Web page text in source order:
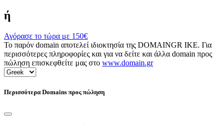
ή
Αγόρασε το τώρα με 150€
Το παρόν domain αποτελεί ιδιοκτησία της DOMAINGR ΙΚΕ. Για
περισσότερες πληροφορίες και για να δείτε και άλλα domain προς
πώληση επισκεφθείτε μας στο www.domain.gr
Περισσότερα Domains προς πώληση